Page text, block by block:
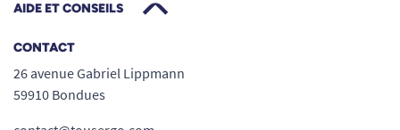
l’utilisation.
Favorisez votre autonomie au jardin,
en toute dignité
La paire de
AIDE ET CONSEILS
CONTACT
26 avenue Gabriel Lippmann
59910 Bondues